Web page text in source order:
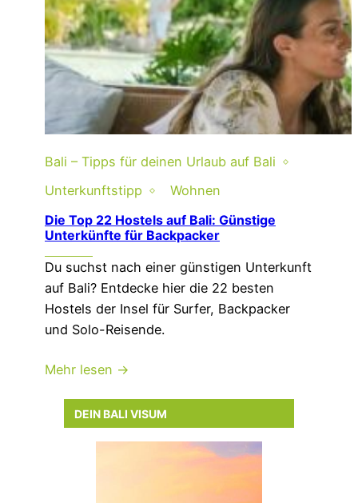
Bali – Tipps für deinen Urlaub auf Bali
Unterkunftstipp
Wohnen
Die Top 22 Hostels auf Bali: Günstige
Unterkünfte für Backpacker
Du suchst nach einer günstigen Unterkunft
auf Bali? Entdecke hier die 22 besten
Hostels der Insel für Surfer, Backpacker
und Solo-Reisende.
Mehr lesen →
DEIN BALI VISUM